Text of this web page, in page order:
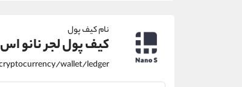
نام کیف پول
کیف پول لجر نانو اس